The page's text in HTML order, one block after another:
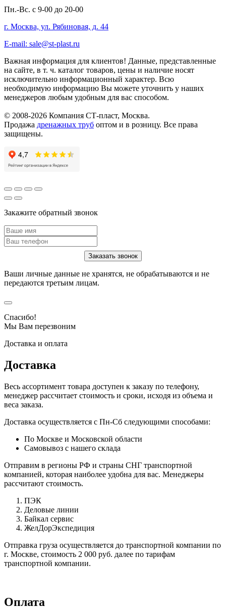
Пн.-Вс. с 9-00 до 20-00
г. Москва, ул. Рябиновая, д. 44
E-mail: sale@st-plast.ru
Важная информация для клиентов! Данные, представленные
на сайте, в т. ч. каталог товаров, цены и наличие носят
исключительно информационный характер. Всю
необходимую информацию Вы можете уточнить у наших
менеджеров любым удобным для вас способом.
© 2008-2026 Компания СТ-пласт, Москва.
Продажа дренажных труб оптом и в розницу. Все права
защищены.
Закажите обратный звонок
Ваши личные данные не хранятся, не обрабатываются и не
передаются третьим лицам.
Спасибо!
Мы Вам перезвоним
Доставка и оплата
Доставка
Весь ассортимент товара доступен к заказу по телефону,
менеджер рассчитает стоимость и сроки, исходя из объема и
веса заказа.
Доставка осуществляется с Пн-Сб следующими способами:
По Москве и Московской области
Самовывоз с нашего склада
Отправим в регионы РФ и страны СНГ транспортной
компанией, которая наиболее удобна для вас. Менеджеры
рассчитают стоимость.
ПЭК
Деловые линии
Байкал сервис
ЖелДорЭкспедиция
Отправка груза осуществляется до транспортной компании по
г. Москве, стоимость 2 000 руб. далее по тарифам
транспортной компании.
Оплата